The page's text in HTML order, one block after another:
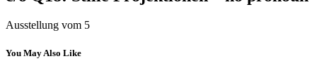
Ausstellung vom 5
You May Also Like